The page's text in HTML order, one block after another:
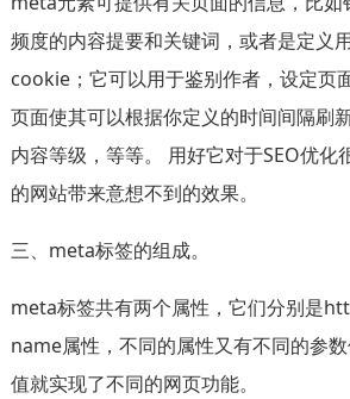
频度的内容提要和关键词，或者是定义
cookie；它可以用于鉴别作者，设定页
页面使其可以根据你定义的时间间隔刷
内容等级，等等。 用好它对于SEO优化
的网站带来意想不到的效果。
三、meta标签的组成。
meta标签共有两个属性，它们分别是
name属性，不同的属性又有不同的参
值就实现了不同的网页功能。